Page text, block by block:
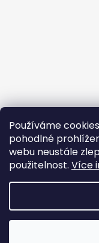
Používáme
pohodlné
webu neustále
použitelnost. Více
Facebook
JEM PPF